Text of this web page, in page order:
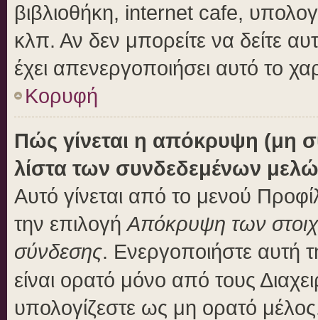
βιβλιοθήκη, internet cafe,
κλπ. Αν δεν μπορείτε να δείτε
έχει απενεργοποιήσει αυτό το
Κορυφή
Πώς γίνεται η απόκρυψη (μη
λίστα των συνδεδεμένων
Αυτό γίνεται από το μενού
την επιλογήΑπόκρυψη των
σύνδεσης. Ενεργοποιήστε αυτή
είναι ορατό μόνο από τους
υπολογίζεστε ως μη ορατό